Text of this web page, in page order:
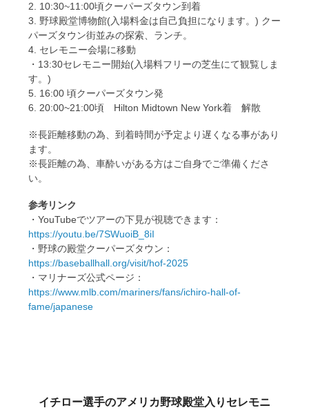
2. 10:30~11:00頃クーパーズタウン到着
3. 野球殿堂博物館(入場料金は自己負担になります。) クー
パーズタウン街並みの探索、ランチ。
4. セレモニー会場に移動
・13:30セレモニー開始(入場料フリーの芝生にて観覧しま
す。)
5. 16:00 頃クーパーズタウン発
6. 20:00~21:00頃 Hilton Midtown New York着 解散
※長距離移動の為、到着時間が予定より遅くなる事があり
ます。
※長距離の為、車酔いがある方はご自身でご準備くださ
い。
参考リンク
・YouTubeでツアーの下見が視聴できます：
https://youtu.be/7SWuoiB_8iI
・野球の殿堂クーパーズタウン：
https://baseballhall.org/visit/hof-2025
・マリナーズ公式ページ：
https://www.mlb.com/mariners/fans/ichiro-hall-of-
fame/japanese
イチロー選手のアメリカ野球殿堂入りセレモニ